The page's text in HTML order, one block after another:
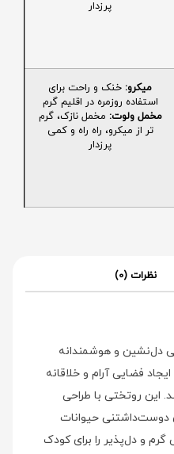
پرزدار
میکرو: خنک و راحت برای
استفاده روزمره در اقلیم گرم
مخمل ولوت: مخمل نازک، گرم
تر از میکرو، راه راه و کمی
پرزدار
نظرات (0)
دل‌نشین و هوشمندانه
فضایی آرام و خلاقانه
این روتختی با طراحی
دوست‌داشتنی حیوانات
و دل‌پذیر را برای کودک